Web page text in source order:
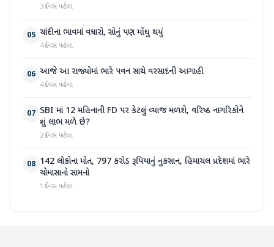
3 દિવસ પહેલા
05 ચાંદીના ભાવમાં વધારો, સોનું પણ મોંઘુ થયું
4 દિવસ પહેલા
06 આજે આ રાજ્યોમાં ભારે પવન સાથે વરસાદની આગાહી
4 દિવસ પહેલા
07 SBI માં 12 મહિનાની FD પર કેટલું વ્યાજ મળશે, વરિષ્ઠ નાગરિકોને
શું લાભ મળે છે?
2 દિવસ પહેલા
08 142 લોકોના મોત, 797 કરોડ રૂપિયાનું નુકસાન, હિમાચલ પ્રદેશમાં ભારે
ચોમાસાનો સામનો
1 દિવસ પહેલા